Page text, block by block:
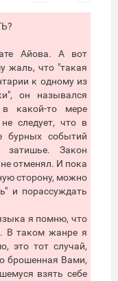
Айова. А вот
жаль, что "такая
к одному из
он назывался
какой-то мере
не следует, что в
бурных событий
затишье. Закон
отменял. И пока
сторону, можно
и порассуждать
я помню, что
В таком жанре я
это тот случай,
брошенная Вами,
взять себе